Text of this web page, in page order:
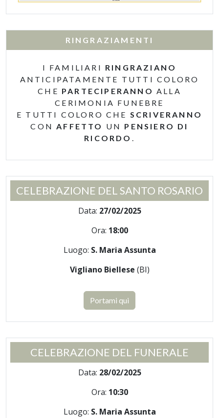
RINGRAZIAMENTI
I FAMILIARI RINGRAZIANO
ANTICIPATAMENTE TUTTI COLORO
CHE PARTECIPERANNO ALLA
CERIMONIA FUNEBRE
E TUTTI COLORO CHE SCRIVERANNO
CONAFFETTO UN PENSIERO DI
RICORDO .
CELEBRAZIONE DEL SANTO ROSARIO
Data: 27/02/2025
Ora: 18:00
Luogo: S. Maria Assunta
Vigliano Biellese (BI)
Portami qui
CELEBRAZIONE DEL FUNERALE
Data: 28/02/2025
Ora: 10:30
Luogo: S. Maria Assunta